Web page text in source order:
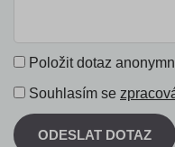
Položit dotaz
Souhlasím se
ODESLAT DOTAZ